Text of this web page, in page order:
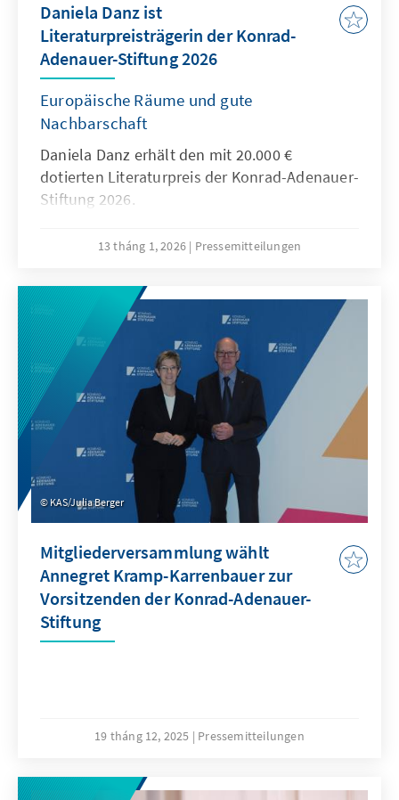
Daniela Danz ist
Literaturpreisträgerin der Konrad-
Adenauer-Stiftung 2026
Europäische Räume und gute
Nachbarschaft
Daniela Danz erhält den mit 20.000 €
dotierten Literaturpreis der Konrad-Adenauer-
Stiftung 2026.
13 tháng 1, 2026 Pressemitteilungen
KAS/Julia Berger
Mitgliederversammlung wählt
Annegret Kramp-Karrenbauer zur
Vorsitzenden der Konrad-Adenauer-
Stiftung
19 tháng 12, 2025 Pressemitteilungen